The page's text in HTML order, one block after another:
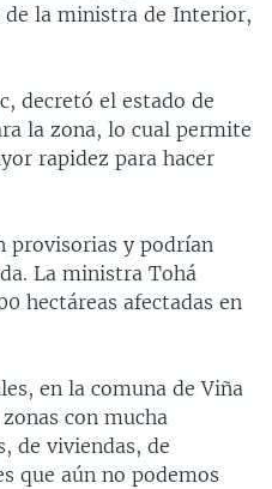
la ministra de Interior,
decretó el estado de
la zona, lo cual permite
rapidez para hacer
provisorias y podrían
La ministra Tohá
hectáreas afectadas en
en la comuna de Viña
con mucha
de viviendas, de
que aún no podemos